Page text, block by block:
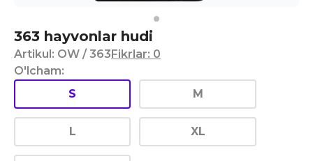
363 hayvonlar hudi
Artikul: OW / 363Fikrlar: 0
O'lcham:
S
M
L XL